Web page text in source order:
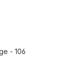
- 106
Preis: